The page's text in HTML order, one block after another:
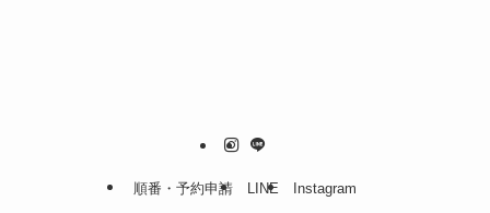
順番・予約申請 LINE Instagram